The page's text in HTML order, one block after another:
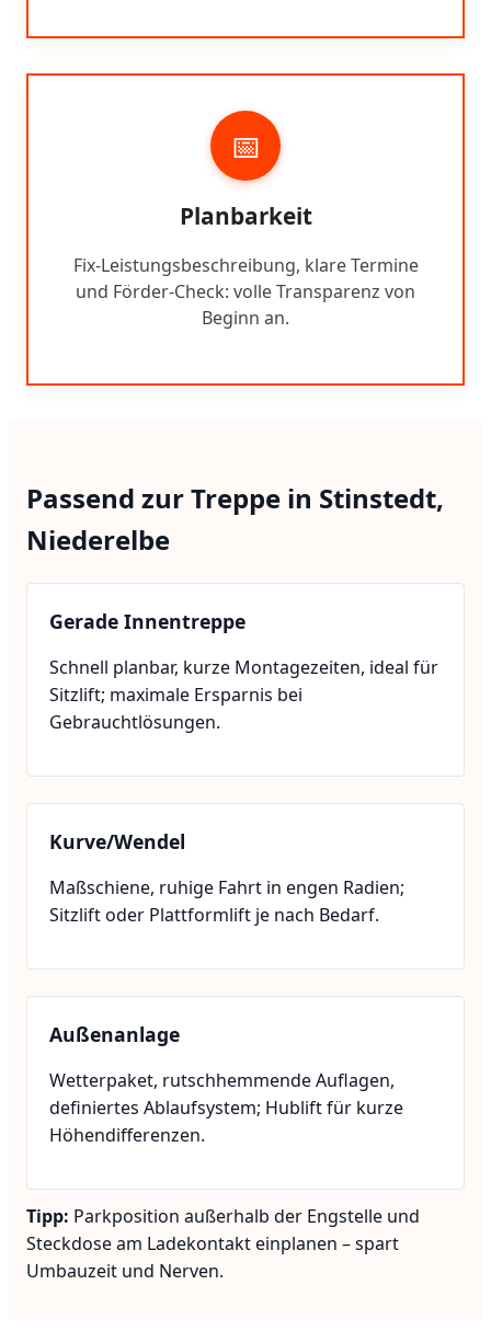
📅
Planbarkeit
Fix-Leistungsbeschreibung, klare Termine
und Förder-Check: volle Transparenz von
Beginn an.
Passend zur Treppe in Stinstedt,
Niederelbe
Gerade Innentreppe
Schnell planbar, kurze Montagezeiten, ideal für
Sitzlift; maximale Ersparnis bei
Gebrauchtlösungen.
Kurve/Wendel
Maßschiene, ruhige Fahrt in engen Radien;
Sitzlift oder Plattformlift je nach Bedarf.
Außenanlage
Wetterpaket, rutschhemmende Auflagen,
definiertes Ablaufsystem; Hublift für kurze
Höhendifferenzen.
Tipp: Parkposition außerhalb der Engstelle und
Steckdose am Ladekontakt einplanen – spart
Umbauzeit und Nerven.